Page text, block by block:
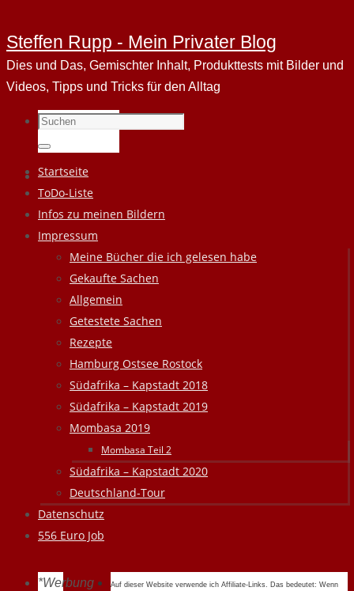
Steffen Rupp - Mein Privater Blog
Dies und Das, Gemischter Inhalt, Produkttests mit Bilder und
Videos, Tipps und Tricks für den Alltag
Suchen
nach:
Suchen
Zum
Inhalt
springen
Startseite
ToDo-Liste
Infos zu meinen Bildern
Impressum
Meine Bücher die ich gelesen habe
Gekaufte Sachen
Allgemein
Getestete Sachen
Rezepte
Hamburg Ostsee Rostock
Südafrika – Kapstadt 2018
Südafrika – Kapstadt 2019
Mombasa 2019
Mombasa Teil 2
Südafrika – Kapstadt 2020
Deutschland-Tour
Datenschutz
556 Euro Job
*Werbung
Auf dieser Website verwende ich Affiliate-Links. Das bedeutet: Wenn